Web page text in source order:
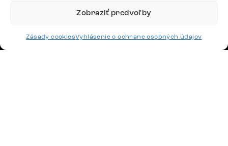
Zobraziť predvoľby
Zásady cookiesVyhlásenie o ochrane osobných údajov